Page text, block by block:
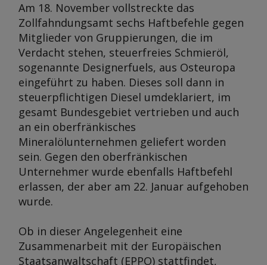
Am 18. November vollstreckte das
Zollfahndungsamt sechs Haftbefehle gegen
Mitglieder von Gruppierungen, die im
Verdacht stehen, steuerfreies Schmieröl,
sogenannte Designerfuels, aus Osteuropa
eingeführt zu haben. Dieses soll dann in
steuerpflichtigen Diesel umdeklariert, im
gesamt Bundesgebiet vertrieben und auch
an ein oberfränkisches
Mineralölunternehmen geliefert worden
sein. Gegen den oberfränkischen
Unternehmer wurde ebenfalls Haftbefehl
erlassen, der aber am 22. Januar aufgehoben
wurde.
Ob in dieser Angelegenheit eine
Zusammenarbeit mit der Europäischen
Staatsanwaltschaft (EPPO) stattfindet,